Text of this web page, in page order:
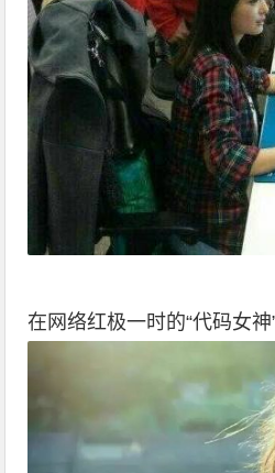
在网络红极一时的“代码女神”